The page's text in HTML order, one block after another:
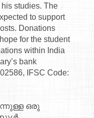
studies. The
to support
Donations
for the student
within India
bank
IFSC Code:
ഒരു